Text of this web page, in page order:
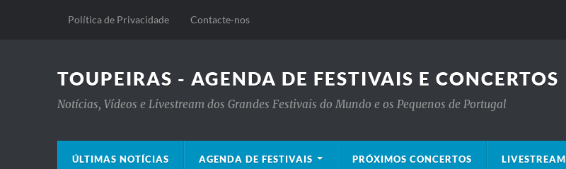
Política de Privacidade Contacte-nos
TOUPEIRAS - AGENDA DE FESTIVAIS E CONCERTOS
Notícias, Vídeos e Livestream dos Grandes Festivais do Mundo e os Pequenos de Portugal
ÚLTIMAS NOTÍCIAS AGENDA DE FESTIVAIS PRÓXIMOS CONCERTOS LIVESTREAM